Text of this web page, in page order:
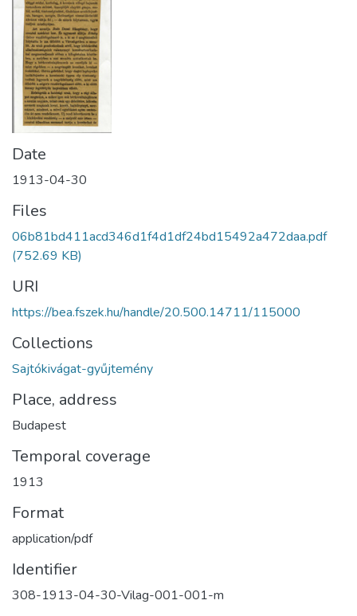
Date
1913-04-30
Files
06b81bd411acd346d1f4d1df24bd15492a472daa.pdf
(752.69 KB)
URI
https://bea.fszek.hu/handle/20.500.14711/115000
Collections
Sajtókivágat-gyűjtemény
Place, address
Budapest
Temporal coverage
1913
Format
application/pdf
Identifier
308-1913-04-30-Vilag-001-001-m